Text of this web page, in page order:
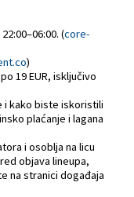
(core-
)
19 EUR, isključivo
i kako biste iskoristili
plaćanje i lagana
i osoblja na licu
objava lineupa,
na stranici događaja